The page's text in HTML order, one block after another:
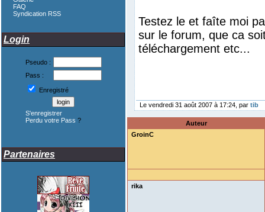
FAQ
Syndication RSS
Login
Pseudo :
Pass :
Enregistré
S'enregistrer
Perdu votre Pass ?
Partenaires
Testez le et faîte moi
sur le forum, que ca
téléchargement etc...
Le vendredi 31 août 2007 à 17:24, par tib
Auteur
GroinC
rika